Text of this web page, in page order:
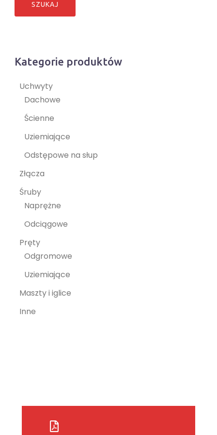
Kategorie produktów
Uchwyty
Dachowe
Ścienne
Uziemiające
Odstępowe na słup
Złącza
Śruby
Naprężne
Odciągowe
Pręty
Odgromowe
Uziemiające
Maszty i iglice
Inne